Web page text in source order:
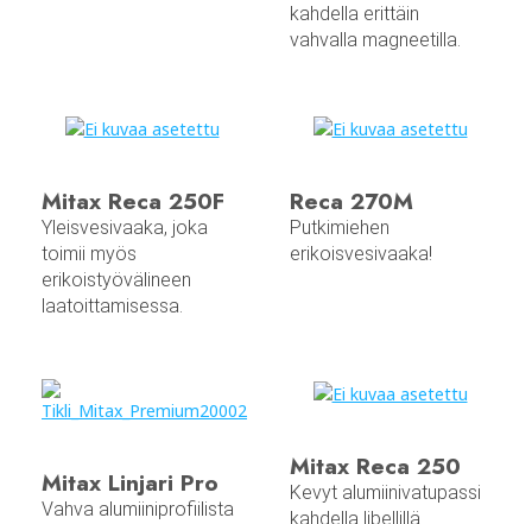
kahdella erittäin
vahvalla magneetilla.
Mitax Reca 250F
Yleisvesivaaka, joka
toimii myös
erikoistyövälineen
laatoittamisessa.
Reca 270M
Putkimiehen
erikoisvesivaaka!
Mitax Linjari Pro
Vahva alumiiniprofiilista
Mitax Reca 250
Kevyt alumiinivatupassi
kahdella libellillä